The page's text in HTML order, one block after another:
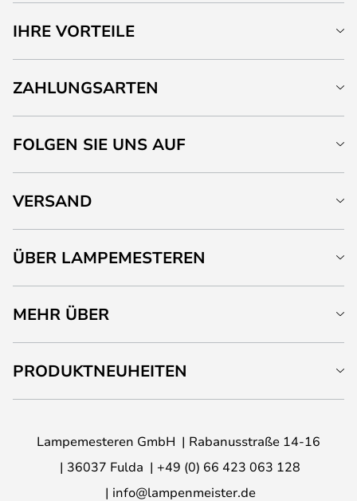
IHRE VORTEILE
ZAHLUNGSARTEN
FOLGEN SIE UNS AUF
VERSAND
ÜBER LAMPEMESTEREN
MEHR ÜBER
PRODUKTNEUHEITEN
Lampemesteren GmbH
Rabanusstraße 14-16
36037 Fulda
+49 (0) 66 423 063 128
info@lampenmeister.de